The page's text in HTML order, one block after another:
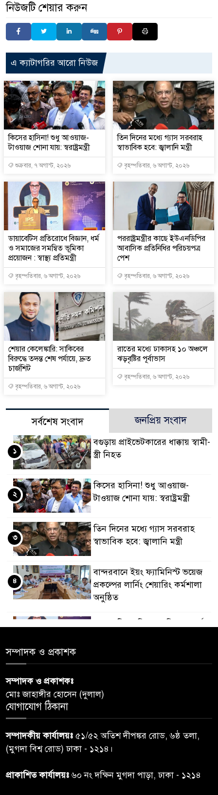
নিউজটি শেয়ার করুন
এ ক্যাটাগরির আরো নিউজ
কিসের হাসিনা! শুধু আওয়াজ-
টাওয়াজ শোনা যায়: স্বরাষ্ট্রমন্ত্রী
শুক্রবার, ৭ অগাস্ট, ২০২৬
তিন দিনের মধ্যে গ্যাস সরবরাহ
স্বাভাবিক হবে: জ্বালানি মন্ত্রী
বৃহস্পতিবার, ৬ অগাস্ট, ২০২৬
ডায়াবেটিস প্রতিরোধে বিজ্ঞান, ধর্ম
ও সমাজের সমন্বিত ভূমিকা
প্রয়োজন : স্বাস্থ্য প্রতিমন্ত্রী
বৃহস্পতিবার, ৬ অগাস্ট, ২০২৬
পররাষ্ট্রমন্ত্রীর কা‌ছে ইউএনডিপির
আবাসিক প্রতিনিধির পরিচয়পত্র
পেশ
বৃহস্পতিবার, ৬ অগাস্ট, ২০২৬
শেয়ার কেলেঙ্কারি: সাকিবের
বিরুদ্ধে তদন্ত শেষ পর্যায়ে, দ্রুত
চার্জশিট
বৃহস্পতিবার, ৬ অগাস্ট, ২০২৬
রাতের মধ্যে ঢাকাসহ ১০ অঞ্চলে
ঝড়বৃষ্টির পূর্বাভাস
বৃহস্পতিবার, ৬ অগাস্ট, ২০২৬
সর্বশেষ সংবাদ জনপ্রিয় সংবাদ
বগুড়ায় প্রাইভেটকারের ধাক্কায় স্বামী-
স্ত্রী নিহত
১
কিসের হাসিনা! শুধু আওয়াজ-
টাওয়াজ শোনা যায়: স্বরাষ্ট্রমন্ত্রী
২
তিন দিনের মধ্যে গ্যাস সরবরাহ
স্বাভাবিক হবে: জ্বালানি মন্ত্রী
৩
বান্দরবানে ইয়ং ফ্যামিনিস্ট ভয়েজ
প্রকল্পের লার্নিং শেয়ারিং কর্মশালা
অনুষ্ঠিত
৪
পেশ
৬
তদন্ত শেষ পর্যায়ে, দ্রুত চার্জশিট
৭
রাতের মধ্যে ঢাকাসহ ১০ অঞ্চলে
ঝড়বৃষ্টির পূর্বাভাস
৮
সম্পাদক ও প্রকাশক
সম্পাদক ও প্রকাশকঃ
মোঃ জাহাঙ্গীর হোসেন (দুলাল)
যোগাযোগ ঠিকানা
সম্পাদকীয় কার্যালয়ঃ ৫১/৫২ অতিশ দীপঙ্কর রোড, ৬ষ্ঠ তলা,
(মুগদা বিশ্ব রোড) ঢাকা - ১২১৪।
প্রাকাশিত কার্যালয়ঃ৬০ নং দক্ষিন মুগদা পাড়া, ঢাকা - ১২১৪